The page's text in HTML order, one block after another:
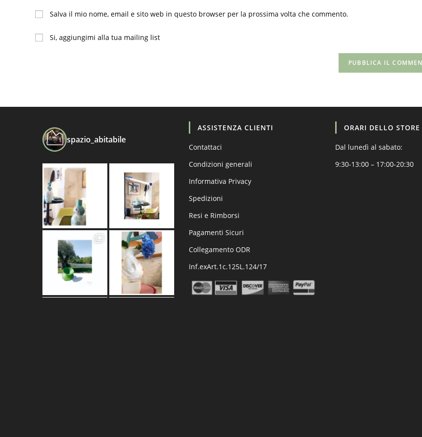
tuo
nome
o
indirizzo
Salva il mio nome, email e sito web in questo browser per la prossima volta che commento.
Si, aggiungimi alla tua mailing list
spazio_abitabile
ASSISTENZA CLIENTI
Contattaci
Condizioni generali
Informativa Privacy
Spedizioni
Resi e Rimborsi
Pagamenti Sicuri
Collegamento ODR
Inf.exArt.1c.125L.124/17
ORARI DELLO STORE
Dal lunedì al sabato:
9:30-13:00 – 17:00-20:30